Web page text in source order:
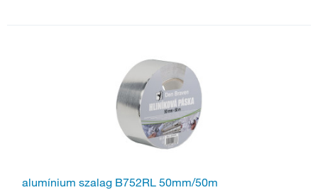
alumínium szalag B752RL 50mm/50m